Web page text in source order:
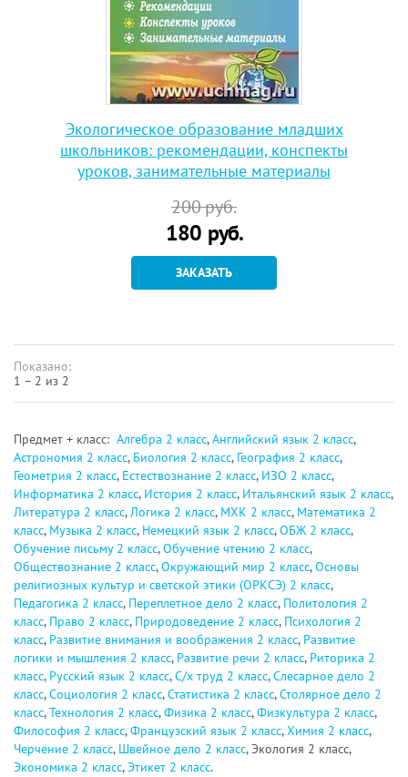
Экологическое образование младших
школьников: рекомендации, конспекты
уроков, занимательные материалы
200руб.
180руб.
ЗАКАЗАТЬ
Показано:
1 – 2 из 2
Предмет + класс: Алгебра 2 класс,Английский язык 2 класс,
Астрономия 2 класс, Биология 2 класс, География 2 класс,
Геометрия 2 класс, Естествознание 2 класс, ИЗО 2 класс,
Информатика 2 класс, История 2 класс, Итальянский язык 2 класс,
Литература 2 класс,Логика 2 класс, МХК 2 класс, Математика 2
класс, Музыка 2 класс, Немецкий язык 2 класс,ОБЖ 2 класс,
Обучение письму 2 класс,Обучение чтению 2 класс,
Обществознание 2 класс,Окружающий мир 2 класс,Основы
религиозных культур и светской этики (ОРКСЭ) 2 класс,
Педагогика 2 класс, Переплетное дело 2 класс, Политология 2
класс, Право 2 класс, Природоведение 2 класс, Психология 2
класс, Развитие внимания и воображения 2 класс, Развитие
логики и мышления 2 класс, Развитие речи 2 класс, Риторика 2
класс, Русский язык 2 класс,С/х труд 2 класс,Слесарное дело 2
класс,Социология 2 класс,Статистика 2 класс,Столярное дело 2
класс,Технология 2 класс,Физика 2 класс,Физкультура 2 класс,
Философия 2 класс,Французский язык 2 класс,Химия 2 класс,
Черчение 2 класс, Швейное дело 2 класс, Экология 2 класс,
Экономика 2 класс,Этикет 2 класс.